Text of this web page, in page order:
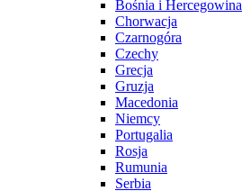
Bośnia i Hercegowina
Chorwacja
Czarnogóra
Czechy
Grecja
Gruzja
Macedonia
Niemcy
Portugalia
Rosja
Rumunia
Serbia